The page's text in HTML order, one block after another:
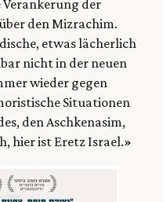
der
den Mizrachim.
etwas lächerlich
nicht in der neuen
wieder gegen
Situationen
den Aschkenasim,
hier ist Eretz Israel.»